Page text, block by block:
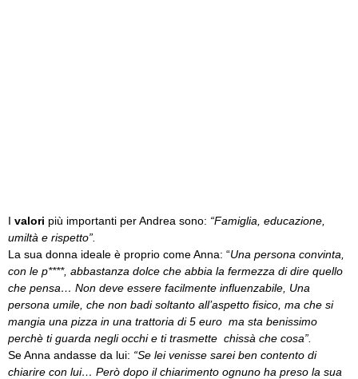
I valori più importanti per Andrea sono: “Famiglia, educazione,
umiltà e rispetto”.
La sua donna ideale è proprio come Anna: “Una persona convinta,
con le p****, abbastanza dolce che abbia la fermezza di dire quello
che pensa… Non deve essere facilmente influenzabile, Una
persona umile, che non badi soltanto all’aspetto fisico, ma che si
mangia una pizza in una trattoria di 5 euro ma sta benissimo
perchè ti guarda negli occhi e ti trasmette chissà che cosa”.
Se Anna andasse da lui: “Se lei venisse sarei ben contento di
chiarire con lui… Però dopo il chiarimento ognuno ha preso la sua